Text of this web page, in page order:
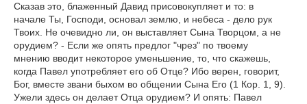
Сказав это, блаженный Давид присовокупляет и то: в
начале Ты, Господи, основал землю, и небеса - дело рук
Твоих. Не очевидно ли, он выставляет Сына Творцом, а не
орудием? - Если же опять предлог "чрез" по твоему
мнению вводит некоторое уменьшение, то, что скажешь,
когда Павел употребляет его об Отце? Ибо верен, говорит,
Бог, вместе звани быхом во общении Сына Его (1 Кор. 1, 9).
Ужели здесь он делает Отца орудием? И опять: Павел